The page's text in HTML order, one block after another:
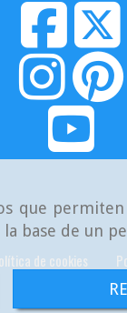
que
base de un
de cookies